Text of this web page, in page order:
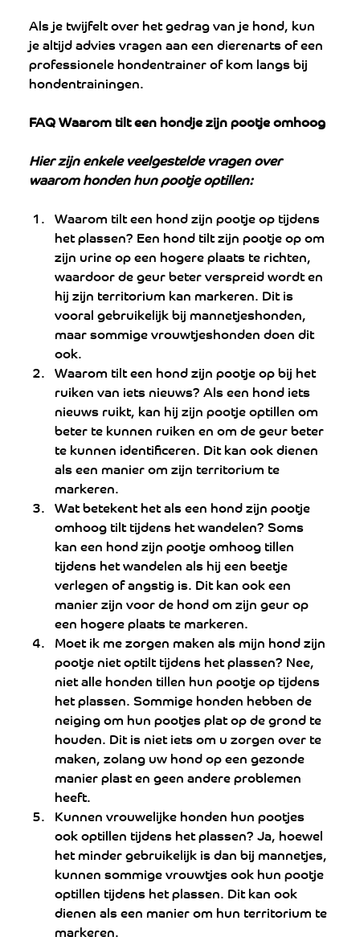
Als je twijfelt over het gedrag van je hond, kun
je altijd advies vragen aan een dierenarts of een
professionele hondentrainer of kom langs bij
hondentrainingen.
FAQ Waarom tilt een hondje zijn pootje omhoog
Hier zijn enkele veelgestelde vragen over
waarom honden hun pootje optillen:
Waarom tilt een hond zijn pootje op tijdens
het plassen? Een hond tilt zijn pootje op om
zijn urine op een hogere plaats te richten,
waardoor de geur beter verspreid wordt en
hij zijn territorium kan markeren. Dit is
vooral gebruikelijk bij mannetjeshonden,
maar sommige vrouwtjeshonden doen dit
ook.
Waarom tilt een hond zijn pootje op bij het
ruiken van iets nieuws? Als een hond iets
nieuws ruikt, kan hij zijn pootje optillen om
beter te kunnen ruiken en om de geur beter
te kunnen identificeren. Dit kan ook dienen
als een manier om zijn territorium te
markeren.
Wat betekent het als een hond zijn pootje
omhoog tilt tijdens het wandelen? Soms
kan een hond zijn pootje omhoog tillen
tijdens het wandelen als hij een beetje
verlegen of angstig is. Dit kan ook een
manier zijn voor de hond om zijn geur op
een hogere plaats te markeren.
Moet ik me zorgen maken als mijn hond zijn
pootje niet optilt tijdens het plassen? Nee,
niet alle honden tillen hun pootje op tijdens
het plassen. Sommige honden hebben de
neiging om hun pootjes plat op de grond te
houden. Dit is niet iets om u zorgen over te
maken, zolang uw hond op een gezonde
manier plast en geen andere problemen
heeft.
Kunnen vrouwelijke honden hun pootjes
ook optillen tijdens het plassen? Ja, hoewel
het minder gebruikelijk is dan bij mannetjes,
kunnen sommige vrouwtjes ook hun pootje
optillen tijdens het plassen. Dit kan ook
dienen als een manier om hun territorium te
markeren.